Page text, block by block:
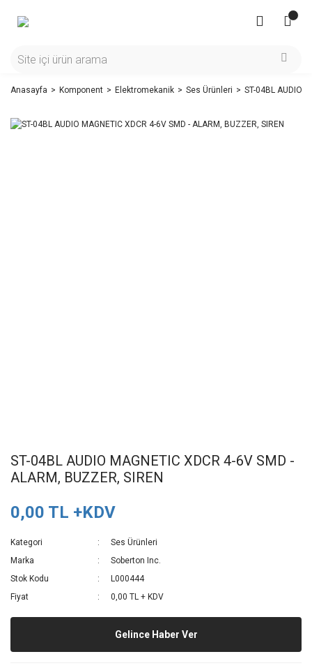
Anasayfa Komponent Elektromekanik Ses Ürünleri ST-04BL AUDIO
ST-04BL AUDIO MAGNETIC XDCR 4-6V SMD -
ALARM, BUZZER, SIREN
0,00 TL +KDV
Kategori
Ses Ürünleri
Marka
Soberton Inc.
Stok Kodu
L000444
Fiyat
0,00 TL + KDV
Gelince Haber Ver